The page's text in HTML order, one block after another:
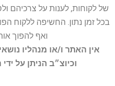
של לקוחות, לענות על צרכיהם
בכל זמן נתון. החשיפה ללקוח
ואף להפוך
אין האתר ו/או מנהליו
וכיוצ״ב הניתן על